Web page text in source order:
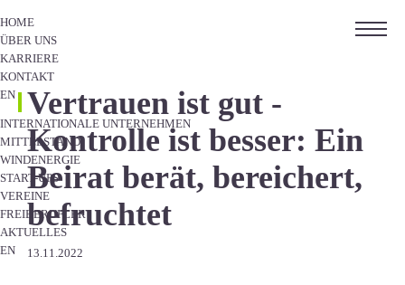
HOME
ÜBER UNS
KARRIERE
KONTAKT
EN
INTERNATIONALE UNTERNEHMEN
MITTELSTAND
WINDENERGIE
START-UPS
VEREINE
FREIBERUFLER
AKTUELLES
EN
Vertrauen ist gut -
Kontrolle ist besser: Ein
Beirat berät, bereichert,
befruchtet
13.11.2022